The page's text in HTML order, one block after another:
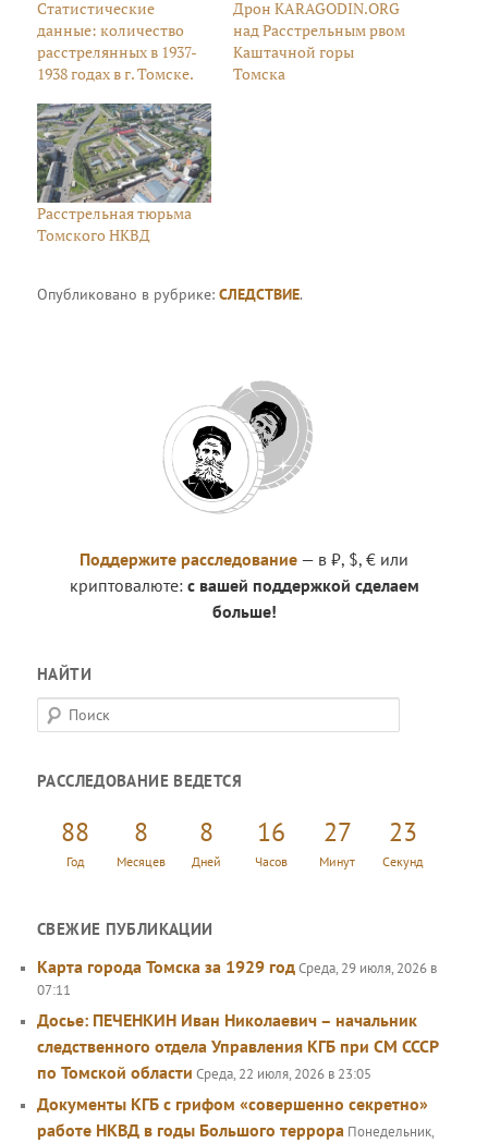
Статистические
данные: количество
расстрелянных в 1937-
1938 годах в г. Томске.
Дрон KARAGODIN.ORG
над Расстрельным рвом
Каштачной горы
Томска
Расстрельная тюрьма
Томского НКВД
Опубликовано в рубрике:СЛЕДСТВИЕ.
Поддержите расследование — в ₽, $, € или
криптовалюте: с вашей поддержкой сделаем
больше!
НАЙТИ
П
о
с
РАССЛЕДОВАНИЕ ВЕДЕТСЯ
88
Год
8
Месяцев
8
Дней
16
Часов
27
Минут
23
Секунд
СВЕЖИЕ ПУБЛИКАЦИИ
Карта города Томска за 1929 годСреда, 29 июля, 2026 в
07:11
Досье: ПЕЧЕНКИН Иван Николаевич – начальник
следственного отдела Управления КГБ при СМ СССР
по Томской области Среда, 22 июля, 2026 в 23:05
Документы КГБ с грифом «совершенно секретно»
работе НКВД в годы Большого террора Понедельник,